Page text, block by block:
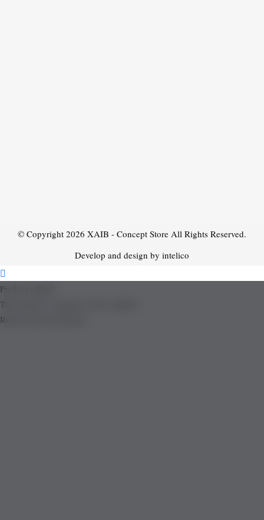
© Copyright 2026 XAIB - Concept Store All Rights Reserved.
Develop and design by intelico
Product added!
The product is already in the wishlist!
Removed from Wishlist